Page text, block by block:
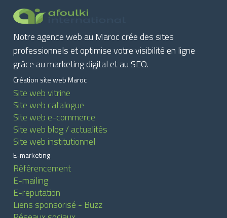
Notre agence web au Maroc crée des sites
professionnels et optimise votre visibilité en ligne
grâce au marketing digital et au SEO.
Création site web Maroc
Site web vitrine
Site web catalogue
Site web e-commerce
Site web blog / actualités
Site web institutionnel
E-marketing
Référencement
E-mailing
E-reputation
Liens sponsorisé - Buzz